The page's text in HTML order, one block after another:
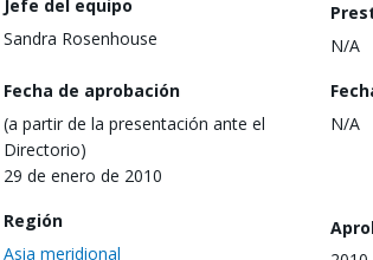
Jefe del equipo
Sandra Rosenhouse
N/A
Fecha de aprobación
(a partir de la presentación ante el
Directorio)
29 de enero de 2010
N/A
Región
Asia meridional